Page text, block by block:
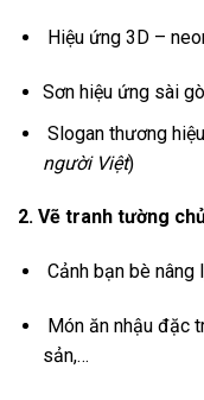
Hiệu ứng 3D –
Sơn hiệu ứng sài
Slogan thương
người Việt)
2. Vẽ tranh tường
Cảnh bạn bè nâng
Món ăn nhậu đặc
sản,…